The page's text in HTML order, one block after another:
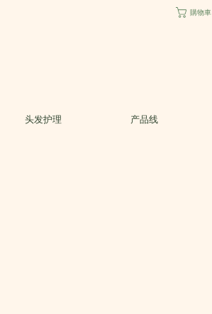
購物車
头发护理 产品线